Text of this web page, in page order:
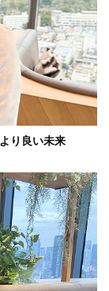
り良い未来